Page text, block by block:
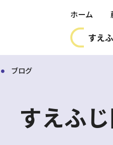
ホーム
すえ
ブログ
すえふ